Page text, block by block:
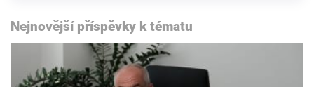
Nejnovější příspěvky k tématu